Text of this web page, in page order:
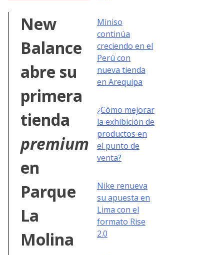
New
Balance
abre su
primera
tienda
premium
en
Parque
La
Molina
Miniso
continúa
creciendo en el
Perú con
nueva tienda
en Arequipa
¿Cómo mejorar
la exhibición de
productos en
el punto de
venta?
Nike renueva
su apuesta en
Lima con el
formato Rise
2.0